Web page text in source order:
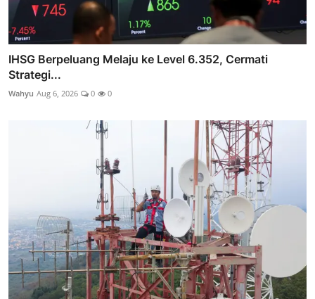
IHSG Berpeluang Melaju ke Level 6.352, Cermati
Strategi...
Wahyu Aug 6, 2026 0 0